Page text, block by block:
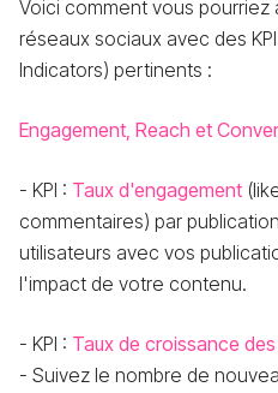
Voici comment vous pourriez
réseaux sociaux avec des
Indicators) pertinents :
Engagement, Reach et
- KPI : Taux d'engagement
commentaires) par
utilisateurs avec vos
l'impact de votre contenu.
- KPI : Taux de croissance
- Suivez le nombre de